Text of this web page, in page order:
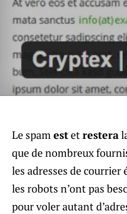
Le spamestetrestera
que de nombreux
les adresses de
les robots n’ont pas
pour voler autant